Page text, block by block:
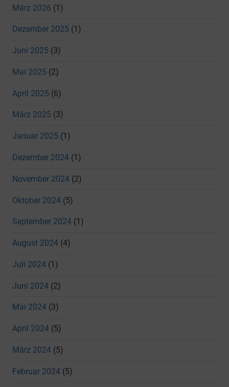
März 2026 (1)
Dezember 2025 (1)
Juni 2025 (3)
Mai 2025 (2)
April 2025 (6)
März 2025 (3)
Januar 2025 (1)
Dezember 2024 (1)
November 2024 (2)
Oktober 2024 (5)
September 2024 (1)
August 2024 (4)
Juli 2024 (1)
Juni 2024 (2)
Mai 2024 (3)
April 2024 (5)
März 2024 (5)
Februar 2024 (5)